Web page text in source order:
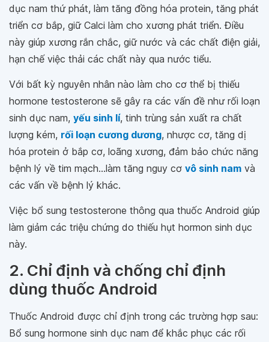
dục nam thứ phát, làm tăng đồng hóa protein, tăng phát
triển cơ bắp, giữ Calci làm cho xương phát triển. Điều
này giúp xương rắn chắc, giữ nước và các chất điện giải,
hạn chế việc thải các chất này qua nước tiểu.
Với bất kỳ nguyên nhân nào làm cho cơ thể bị thiếu
hormone testosterone sẽ gây ra các vấn đề như rối loạn
sinh dục nam, yếu sinh lí, tinh trùng sản xuất ra chất
lượng kém, rối loạn cương dương, nhược cơ, tăng dị
hóa protein ở bắp cơ, loãng xương, đảm bảo chức năng
bệnh lý về tim mạch...làm tăng nguy cơ vô sinh nam và
các vấn về bệnh lý khác.
Việc bổ sung testosterone thông qua thuốc Android giúp
làm giảm các triệu chứng do thiếu hụt hormon sinh dục
này.
2. Chỉ định và chống chỉ định
dùng thuốc Android
Thuốc Android được chỉ định trong các trường hợp sau:
Bổ sung hormone sinh dục nam để khắc phục các rối